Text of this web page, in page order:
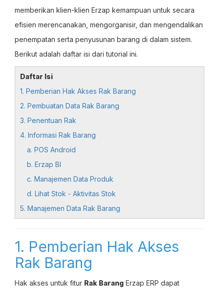
memberikan klien-klien Erzap kemampuan untuk secara
efisien merencanakan, mengorganisir, dan mengendalikan
penempatan serta penyusunan barang di dalam sistem.
Berikut adalah daftar isi dari tutorial ini.
Daftar Isi
1. Pemberian Hak Akses Rak Barang
2. Pembuatan Data Rak Barang
3. Penentuan Rak
4. Informasi Rak Barang
a. POS Android
b. Erzap BI
c. Manajemen Data Produk
d. Lihat Stok - Aktivitas Stok
5. Manajemen Data Rak Barang
1. Pemberian Hak Akses
Rak Barang
Hak akses untuk fitur Rak Barang Erzap ERP dapat